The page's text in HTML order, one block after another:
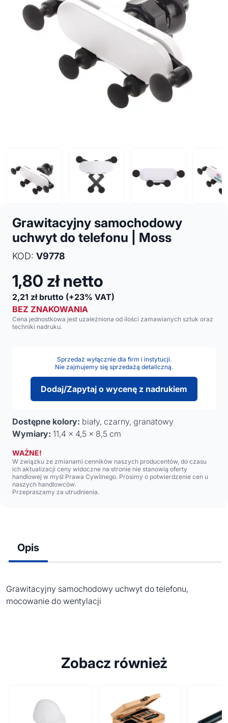
Grawitacyjny samochodowy
uchwyt do telefonu | Moss
KOD: V9778
1,80 zł netto
2,21 zł brutto (+23% VAT)
BEZ ZNAKOWANIA
Cena jednostkowa jest uzależniona od ilości zamawianych sztuk oraz
techniki nadruku.
Sprzedaż wyłącznie dla firm i instytucji.
Nie zajmujemy się sprzedażą detaliczną.
Dodaj/Zapytaj o wycenę z nadrukiem
Dostępne kolory: biały, czarny, granatowy
Wymiary: 11,4 x 4,5 x 8,5 cm
WAŻNE!
W związku ze zmianami cenników naszych producentów, do czasu
ich aktualizacji ceny widoczne na stronie nie stanowią oferty
handlowej w myśl Prawa Cywilnego. Prosimy o potwierdzenie cen u
naszych handlowców.
Przepraszamy za utrudnienia.
Opis
Grawitacyjny samochodowy uchwyt do telefonu,
mocowanie do wentylacji
Zobacz również